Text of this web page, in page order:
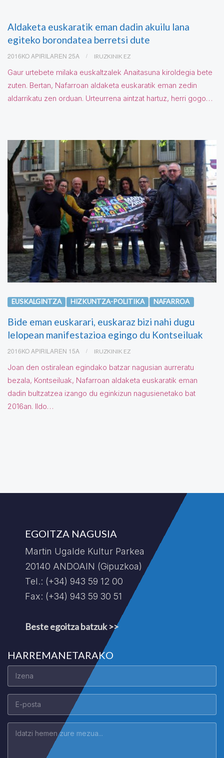
Aldaketa euskaratik eman dadin akuilu lana
egiteko borondatea berretsi dute
2016KO APIRILAREN 25A IRUZKINIK EZ
Gaur urtebete milaka euskaltzalek Anaitasuna kiroldegia bete
zuten. Bertan, Nafarroan aldaketa euskaratik eman zedin
aldarrikatu zen orduan. Urteurrena aintzat hartuz, herri gogo…
EUSKALGINTZA HIZKUNTZA-POLITIKA NAFARROA
Bide eman euskarari, euskaraz bizi nahi dugu
lelopean manifestazioa egingo du Kontseiluak
2016KO APIRILAREN 15A IRUZKINIK EZ
Joan den ostiralean egindako batzar nagusian aurreratu
bezala, Kontseiluak, Nafarroan aldaketa euskaratik eman
dadin bultzatzea izango du eginkizun nagusienetako bat
2016an. Ildo…
EGOITZA NAGUSIA
Martin Ugalde Kultur Parkea
20140 ANDOAIN (Gipuzkoa)
Tel.: (+34) 943 59 12 00
Fax: (+34) 943 59 30 51
Beste egoitza batzuk >>
HARREMANETARAKO